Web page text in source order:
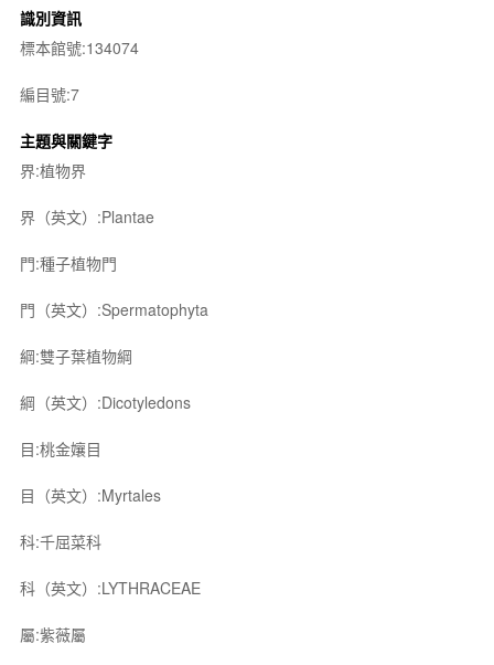
識別資訊
標本館號:134074
編目號:7
主題與關鍵字
界:植物界
界（英文）:Plantae
門:種子植物門
門（英文）:Spermatophyta
綱:雙子葉植物綱
綱（英文）:Dicotyledons
目:桃金孃目
目（英文）:Myrtales
科:千屈菜科
科（英文）:LYTHRACEAE
屬:紫薇屬